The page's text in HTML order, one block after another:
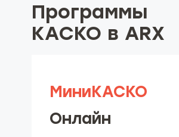
Программы
КАСКО в ARX
МиниКАСКО
Онлайн